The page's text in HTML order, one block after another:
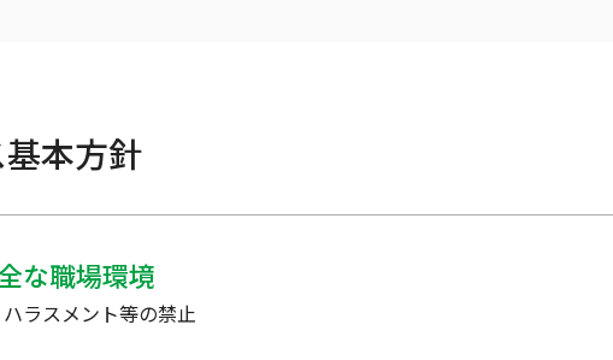
本方針
な職場環境
ラスメント等の禁止